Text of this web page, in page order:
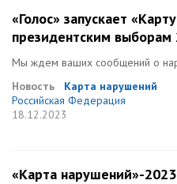
«Голос» запускает
президентским выборам
Мы ждем ваших сообщений о
Новость
Карта нарушений
Российская Федерация
18.12.2023
«Карта нарушений»-